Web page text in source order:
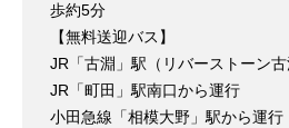
歩約5分
【無料送迎バス】
JR「古淵」駅（リバーストーン
JR「町田」駅南口から運行
小田急線「相模大野」駅から運行